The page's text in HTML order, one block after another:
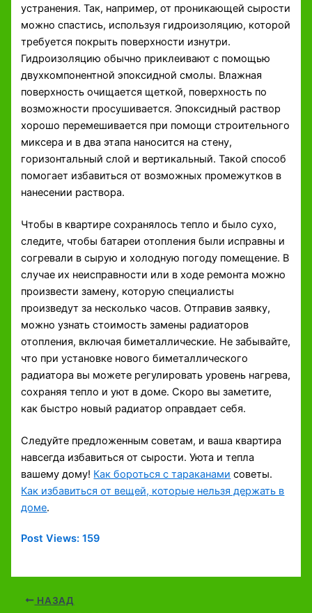
устранения. Так, например, от проникающей сырости
можно спастись, используя гидроизоляцию, которой
требуется покрыть поверхности изнутри.
Гидроизоляцию обычно приклеивают с помощью
двухкомпонентной эпоксидной смолы. Влажная
поверхность очищается щеткой, поверхность по
возможности просушивается. Эпоксидный раствор
хорошо перемешивается при помощи строительного
миксера и в два этапа наносится на стену,
горизонтальный слой и вертикальный. Такой способ
помогает избавиться от возможных промежутков в
нанесении раствора.
Чтобы в квартире сохранялось тепло и было сухо,
следите, чтобы батареи отопления были исправны и
согревали в сырую и холодную погоду помещение. В
случае их неисправности или в ходе ремонта можно
произвести замену, которую специалисты
произведут за несколько часов. Отправив заявку,
можно узнать стоимость замены радиаторов
отопления, включая биметаллические. Не забывайте,
что при установке нового биметаллического
радиатора вы можете регулировать уровень нагрева,
сохраняя тепло и уют в доме. Скоро вы заметите,
как быстро новый радиатор оправдает себя.
Следуйте предложенным советам, и ваша квартира
навсегда избавиться от сырости. Уюта и тепла
вашему дому! Как бороться с тараканами советы.
Как избавиться от вещей, которые нельзя держать в
доме.
Post Views: 159
НАЗАД